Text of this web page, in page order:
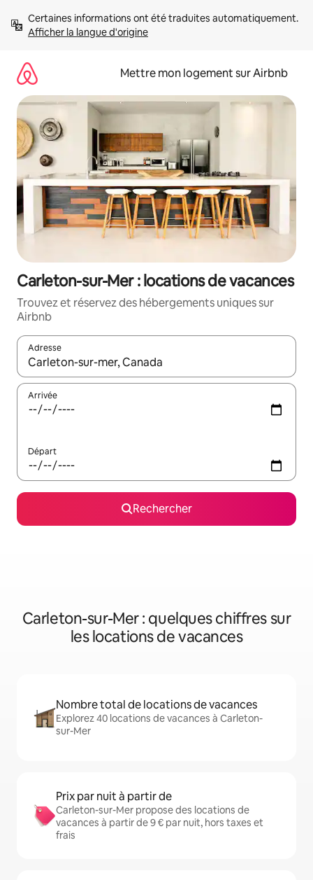
directement
Afficher la langue d'origine
Mettre mon logement sur Airbnb
Carleton-sur-Mer : locations de vacances
Trouvez et réservez des hébergements uniques sur
Airbnb
Adresse
Lorsque les résultats s'affichent, utilisez les flèches vers le
Arrivée
Départ
Rechercher
Carleton-sur-Mer : quelques chiffres sur
les locations de vacances
Nombre total de locations de vacances
Explorez 40 locations de vacances à Carleton-
sur-Mer
Prix par nuit à partir de
Carleton-sur-Mer propose des locations de
vacances à partir de 9 € par nuit, hors taxes et
frais